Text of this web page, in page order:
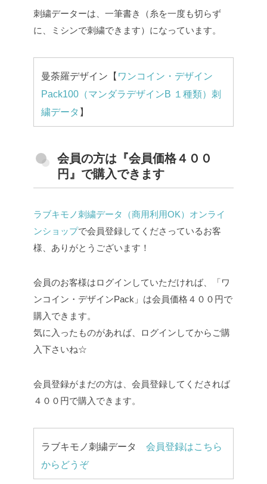
刺繍データーは、一筆書き（糸を一度も切らず
に、ミシンで刺繍できます）になっています。
曼荼羅デザイン【 ワンコイン・デザイン
Pack100（マンダラデザインB １種類）刺
繍データ 】
会員の方は『会員価格４００
円』で購入できます
ラブキモノ刺繍データ（商用利用OK）オンライ
ンショップで会員登録してくださっているお客
様、ありがとうございます！
会員のお客様はログインしていただければ、「ワ
ンコイン・デザインPack」は会員価格４００円で
購入できます。
気に入ったものがあれば、ログインしてからご購
入下さいね☆
会員登録がまだの方は、会員登録してくだされば
４００円で購入できます。
ラブキモノ刺繍データ 会員登録はこちら
からどうぞ